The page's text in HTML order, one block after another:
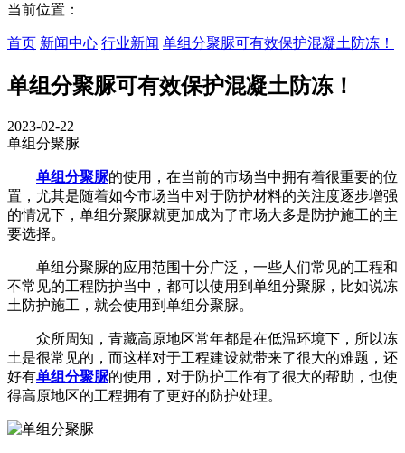
当前位置：
首页 新闻中心 行业新闻 单组分聚脲可有效保护混凝土防冻！
单组分聚脲可有效保护混凝土防冻！
2023-02-22
单组分聚脲
单组分聚脲的使用，在当前的市场当中拥有着很重要的位
置，尤其是随着如今市场当中对于防护材料的关注度逐步增强
的情况下，单组分聚脲就更加成为了市场大多是防护施工的主
要选择。
单组分聚脲的应用范围十分广泛，一些人们常见的工程和
不常见的工程防护当中，都可以使用到单组分聚脲，比如说冻
土防护施工，就会使用到单组分聚脲。
众所周知，青藏高原地区常年都是在低温环境下，所以冻
土是很常见的，而这样对于工程建设就带来了很大的难题，还
好有单组分聚脲的使用，对于防护工作有了很大的帮助，也使
得高原地区的工程拥有了更好的防护处理。